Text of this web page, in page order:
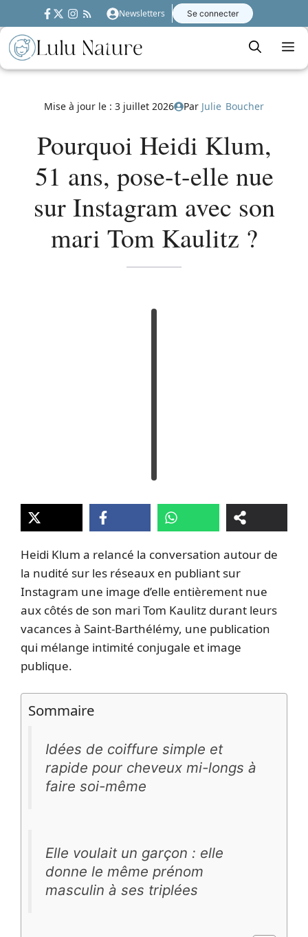
au
contenu
Newsletters Se connecter
Mise à jour le : 3 juillet 2026 Par Julie Boucher
Pourquoi Heidi Klum,
51 ans, pose-t-elle nue
sur Instagram avec son
mari Tom Kaulitz ?
Heidi Klum a relancé la conversation autour de
la nudité sur les réseaux en publiant sur
Instagram une image d’elle entièrement nue
aux côtés de son mari Tom Kaulitz durant leurs
vacances à Saint-Barthélémy, une publication
qui mélange intimité conjugale et image
publique.
Sommaire
Idées de coiffure simple et
rapide pour cheveux mi-longs à
faire soi-même
Elle voulait un garçon : elle
donne le même prénom
masculin à ses triplées